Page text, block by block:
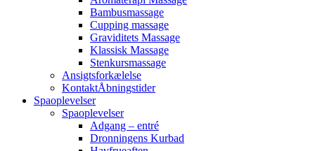
Bambusmassage
Cupping massage
Graviditets Massage
Klassisk Massage
Stenkursmassage
Ansigtsforkælelse
KontaktÅbningstider
Spaoplevelser
Spaoplevelser
Adgang – entré
Dronningens Kurbad